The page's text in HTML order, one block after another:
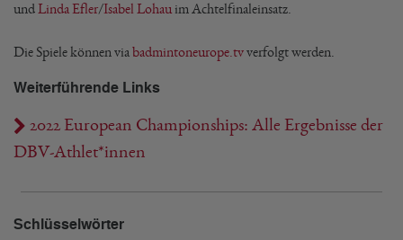
und Linda Efler/Isabel Lohau im Achtelfinaleinsatz.
Die Spiele können via badmintoneurope.tvverfolgt werden.
Weiterführende Links
2022 European Championships: Alle Ergebnisse der
DBV-Athlet*innen
Schlüsselwörter